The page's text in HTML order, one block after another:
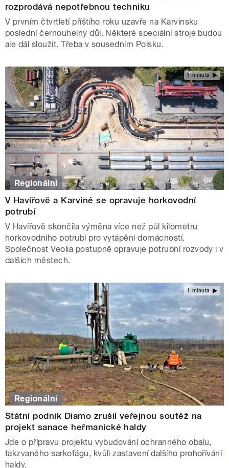
rozprodává nepotřebnou techniku
V prvním čtvrtletí příštího roku uzavře na Karvinsku
poslední černouhelný důl. Některé speciální stroje budou
ale dál sloužit. Třeba v sousedním Polsku.
1 minuta
Regionální
V Havířově a Karviné se opravuje horkovodní
potrubí
V Havířově skončila výměna více než půl kilometru
horkovodního potrubí pro vytápění domácností.
Společnost Veolia postupně opravuje potrubní rozvody i v
dalších městech.
1 minuta
Regionální
Státní podnik Diamo zrušil veřejnou soutěž na
projekt sanace heřmanické haldy
Jde o přípravu projektu vybudování ochranného obalu,
takzvaného sarkofágu, kvůli zastavení dalšího prohořívání
haldy.